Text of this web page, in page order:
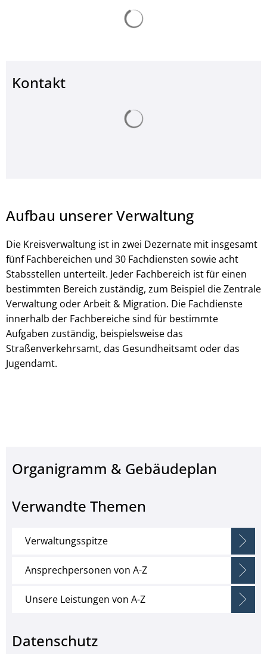
Kontakt
Aufbau unserer Verwaltung
Die Kreisverwaltung ist in zwei Dezernate mit insgesamt
fünf Fachbereichen und 30 Fachdiensten sowie acht
Stabsstellen unterteilt. Jeder Fachbereich ist für einen
bestimmten Bereich zuständig, zum Beispiel die Zentrale
Verwaltung oder Arbeit & Migration. Die Fachdienste
innerhalb der Fachbereiche sind für bestimmte
Aufgaben zuständig, beispielsweise das
Straßenverkehrsamt, das Gesundheitsamt oder das
Jugendamt.
Organigramm & Gebäudeplan
Verwandte Themen
Verwaltungsspitze
Ansprechpersonen von A-Z
Unsere Leistungen von A-Z
Datenschutz